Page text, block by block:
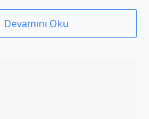
Devamını Oku